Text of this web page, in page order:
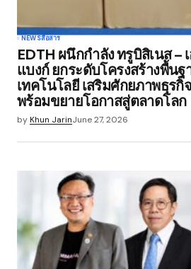
NEWSสื่อสาร
EDTH ผนึกกำลัง ทรูบิสิเนส –
แบงก์ ยกระดับโครงสร้างพื้น
เทคโนโลยี เสริมศักยภาพธุร
พร้อมขยายโอกาสสู่ตลาดโลก
byKhun JarinJune 27, 2026